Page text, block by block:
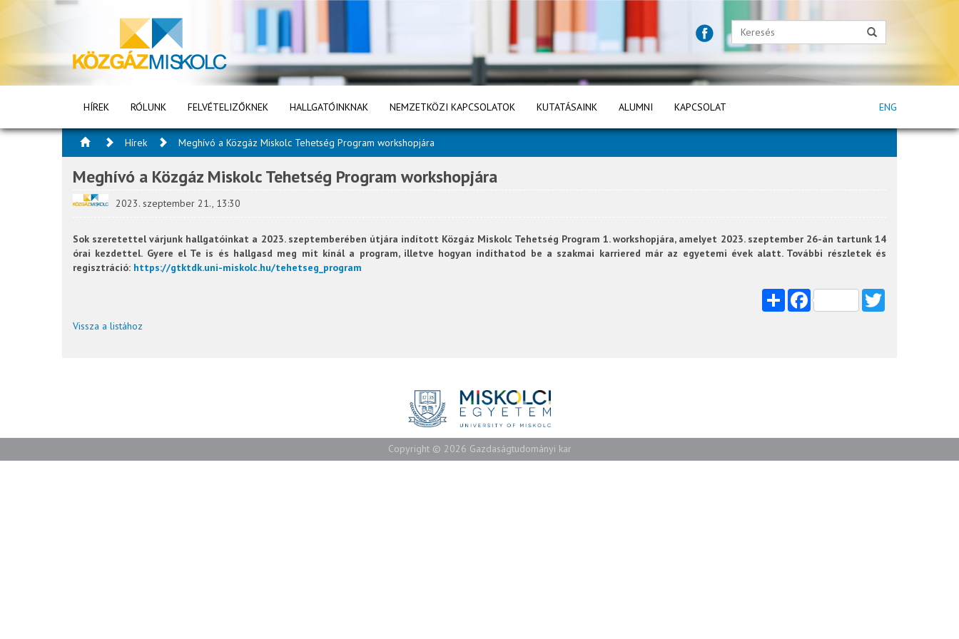
HÍREK RÓLUNK FELVÉTELIZŐKNEK HALLGATÓINKNAK NEMZETKÖZI KAPCSOLATOK KUTATÁSAINK ALUMNI KAPCSOLAT ENG
Hírek Meghívó a Közgáz Miskolc Tehetség Program workshopjára
Meghívó a Közgáz Miskolc Tehetség Program workshopjára
2023. szeptember 21., 13:30
Sok szeretettel várjunk hallgatóinkat a 2023. szeptemberében útjára indított Közgáz Miskolc Tehetség Program 1. workshopjára, amelyet 2023. szeptember 26-án tartunk 14
órai kezdettel. Gyere el Te is és hallgasd meg mit kínál a program, illetve hogyan indíthatod be a szakmai karriered már az egyetemi évek alatt. További részletek és
regisztráció: https://gtktdk.uni-miskolc.hu/tehetseg_program
Share Facebook
Vissza a listához
Copyright © 2026 Gazdaságtudományi kar